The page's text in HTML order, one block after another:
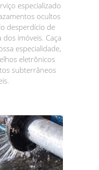
especializado
ocultos
desperdício de
imóveis. Caça
especialidade,
eletrônicos
subterrâneos